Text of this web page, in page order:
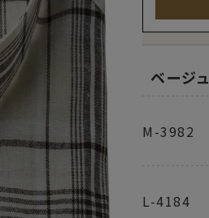
ベージュ
M-3982
L-4184